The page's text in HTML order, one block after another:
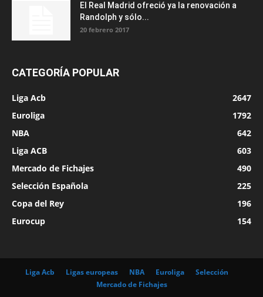
El Real Madrid ofreció ya la renovación a
Randolph y sólo...
20 febrero 2017
CATEGORÍA POPULAR
Liga Acb
2647
Euroliga
1792
NBA
642
Liga ACB
603
Mercado de Fichajes
490
Selección Española
225
Copa del Rey
196
Eurocup
154
Liga Acb Ligas europeas NBA Euroliga
Selección
Mercado de Fichajes